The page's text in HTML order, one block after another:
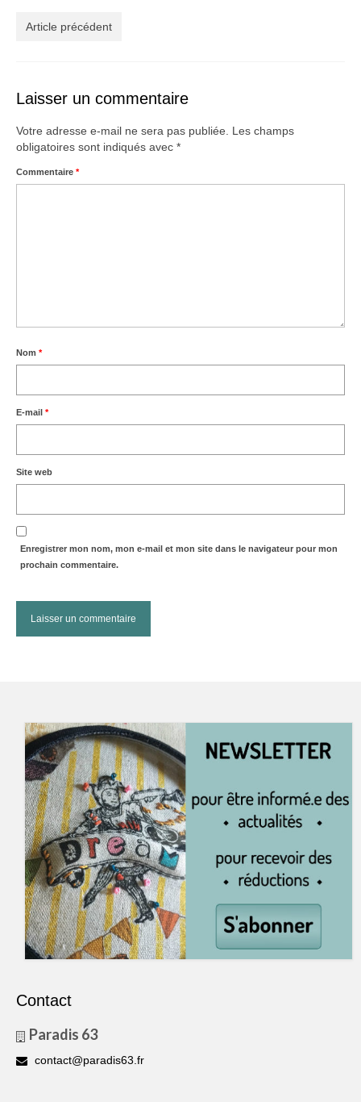
Créations
À propos
Blog
Galerie
Article précédent
Laisser un commentaire
Votre adresse e-mail ne sera pas publiée.
Les champs
obligatoires sont indiqués avec *
Commentaire *
Nom *
E-mail *
Site web
Enregistrer mon nom, mon e-mail et mon site dans le navigateur pour mon
prochain commentaire.
Contact
Paradis 63
contact@paradis63.fr